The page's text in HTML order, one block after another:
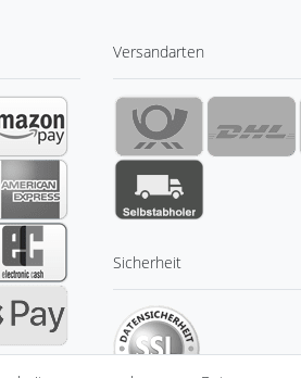
Versandarten
Sicherheit